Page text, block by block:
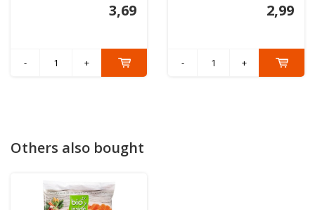
3,69
- +
2,99
- +
Others also bought